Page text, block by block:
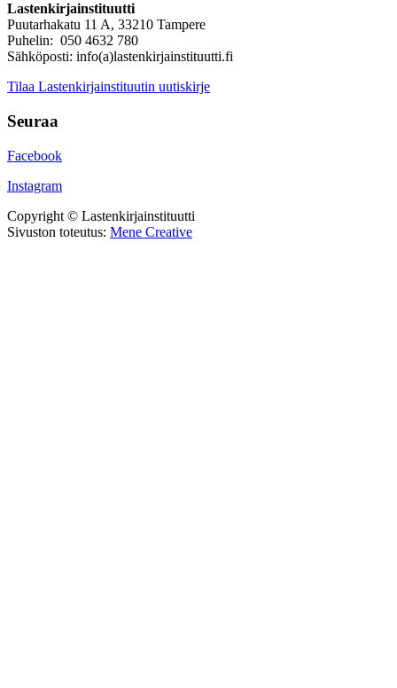
Lastenkirjainstituutti
Puutarhakatu 11 A, 33210 Tampere
Puhelin: 050 4632 780
Sähköposti: info(a)lastenkirjainstituutti.fi
Tilaa Lastenkirjainstituutin uutiskirje
Seuraa
Facebook
Instagram
Copyright © Lastenkirjainstituutti
Sivuston toteutus: Mene Creative